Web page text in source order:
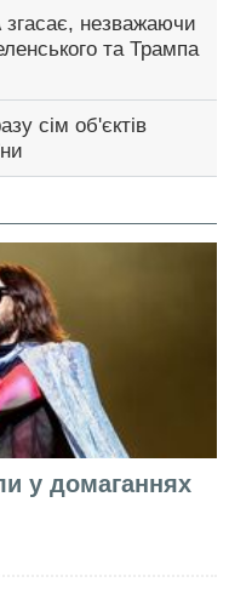
незважаючи
та Трампа
сім об'єктів
у домаганнях